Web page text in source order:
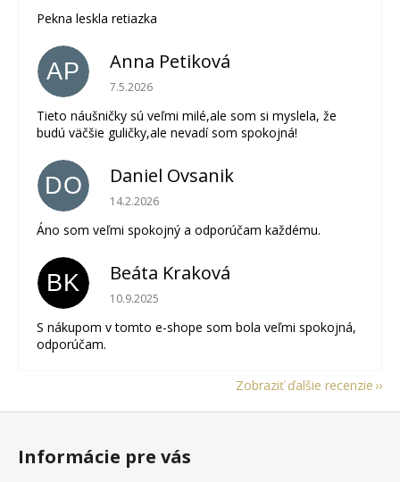
Pekna leskla retiazka
AP Anna Petiková
Hodnotenie obchodu je 5 z 5 hviezdičiek.
7.5.2026
Tieto náušničky sú veľmi milé,ale som si myslela, že
budú väčšie guličky,ale nevadí som spokojná!
DO Daniel Ovsanik
Hodnotenie obchodu je 5 z 5 hviezdičiek.
14.2.2026
Áno som veľmi spokojný a odporúčam každému.
BK Beáta Kraková
Hodnotenie obchodu je 5 z 5 hviezdičiek.
10.9.2025
S nákupom v tomto e-shope som bola veľmi spokojná,
odporúčam.
Zobraziť ďalšie recenzie
Informácie pre vás